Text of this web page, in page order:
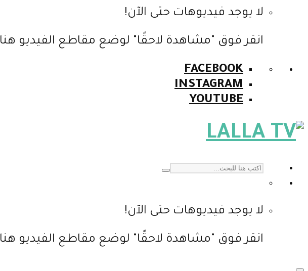
لا يوجد فيديوهات حتى الآن!
انقر فوق "مشاهدة لاحقًا" لوضع مقاطع الفيديو هنا
FACEBOOK
INSTAGRAM
YOUTUBE
لا يوجد فيديوهات حتى الآن!
انقر فوق "مشاهدة لاحقًا" لوضع مقاطع الفيديو هنا